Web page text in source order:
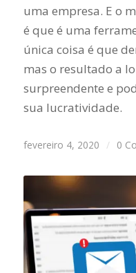
uma empresa. E o
é que é uma
única coisa é que
mas o resultado a
surpreendente e
sua lucratividade.
fevereiro 4, 2020 / 0